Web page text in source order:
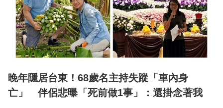
晚年隱居台東！68歲名主持失蹤「車內身
亡」 伴侶悲曝「死前做1事」：還掛念著我